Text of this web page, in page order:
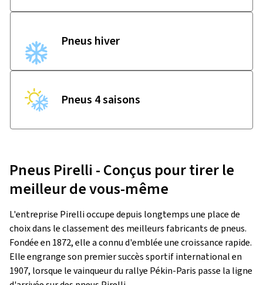
Pneus hiver
Pneus 4 saisons
Pneus Pirelli - Conçus pour tirer le
meilleur de vous-même
L'entreprise Pirelli occupe depuis longtemps une place de
choix dans le classement des meilleurs fabricants de pneus.
Fondée en 1872, elle a connu d'emblée une croissance rapide.
Elle engrange son premier succès sportif international en
1907, lorsque le vainqueur du rallye Pékin-Paris passe la ligne